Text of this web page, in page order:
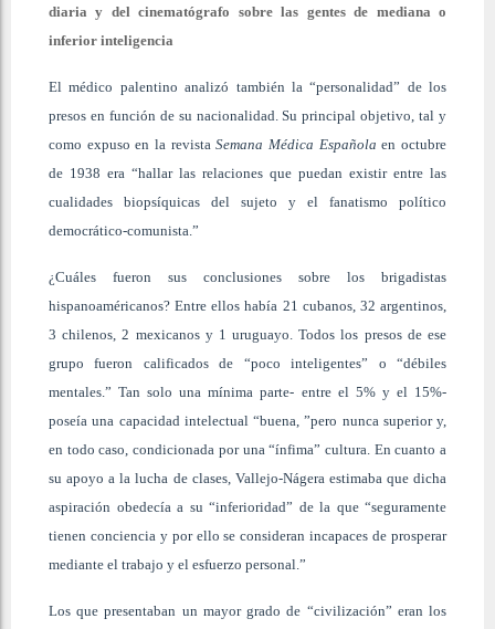
diaria y del cinematógrafo sobre las gentes de mediana o
inferior inteligencia
El médico palentino analizó también la “personalidad” de los
presos en función de su nacionalidad. Su principal objetivo, tal y
como expuso en la revistaSemana Médica Españolaen octubre
de 1938 era “hallar las relaciones que puedan existir entre las
cualidades biopsíquicas del sujeto y el fanatismo político
democrático-comunista.”
¿Cuáles fueron sus conclusiones sobre los brigadistas
hispanoaméricanos? Entre ellos había 21 cubanos, 32 argentinos,
3 chilenos, 2 mexicanos y 1 uruguayo. Todos los presos de ese
grupo fueron calificados de “poco inteligentes” o “débiles
mentales.” Tan solo una mínima parte- entre el 5% y el 15%-
poseía una capacidad intelectual “buena, ”pero nunca superior y,
en todo caso, condicionada por una “ínfima” cultura. En cuanto a
su apoyo a la lucha de clases, Vallejo-Nágera estimaba que dicha
aspiración obedecía a su “inferioridad” de la que “seguramente
tienen conciencia y por ello se consideran incapaces de prosperar
mediante el trabajo y el esfuerzo personal.”
Los que presentaban un mayor grado de “civilización” eran los